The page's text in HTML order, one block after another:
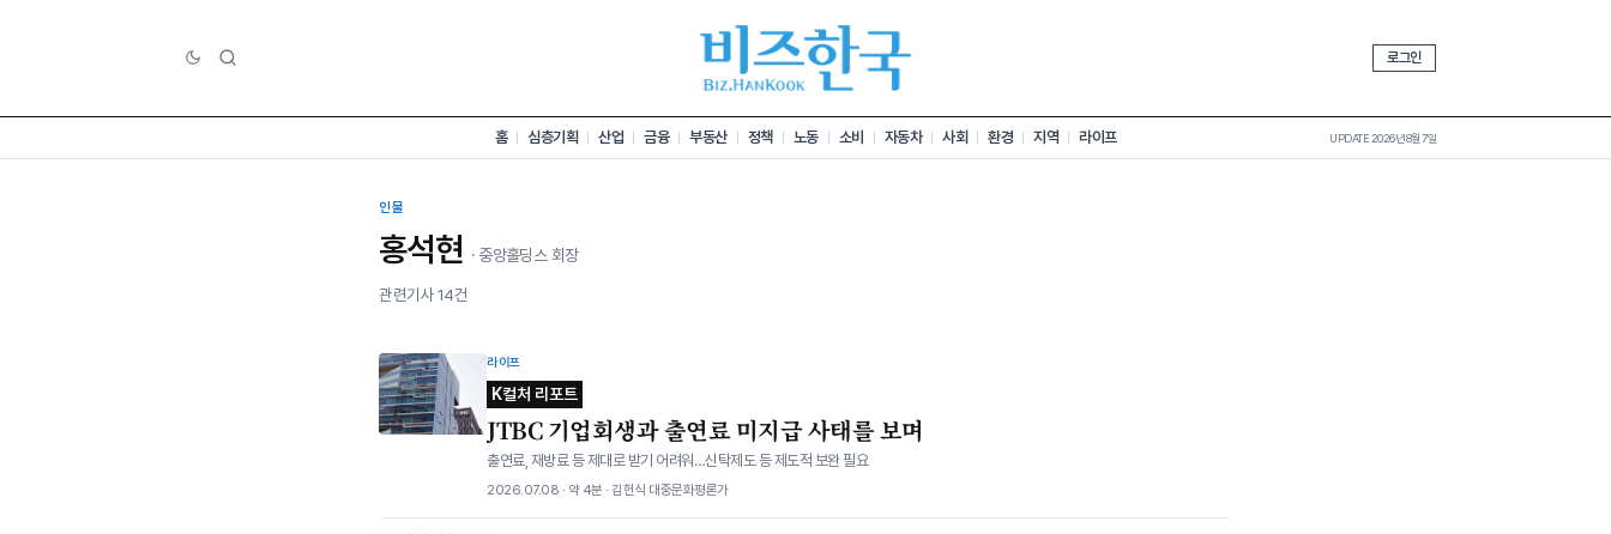
로그인
홈 심층기획 산업 금융 부동산 정책 노동 소비 자동차 사회 환경 지역 라이프 UPDATE 2026년 8월 7일
인물
홍석현 · 중앙홀딩스 회장
관련기사 14건
라이프
K컬처 리포트
JTBC 기업회생과 출연료 미지급 사태를 보며
출연료, 재방료 등 제대로 받기 어려워…신탁제도 등 제도적 보완 필요
2026.07.08 · 약 4분 · 김헌식 대중문화평론가